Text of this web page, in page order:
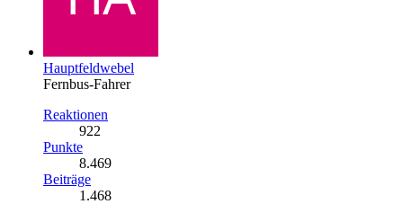
Hauptfeldwebel
Fernbus-Fahrer
Reaktionen
922
Punkte
8.469
Beiträge
1.468